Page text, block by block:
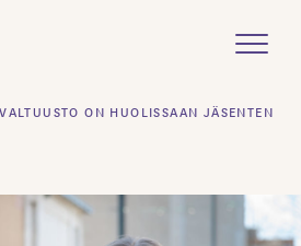
ON HUOLISSAAN JÄSENTEN